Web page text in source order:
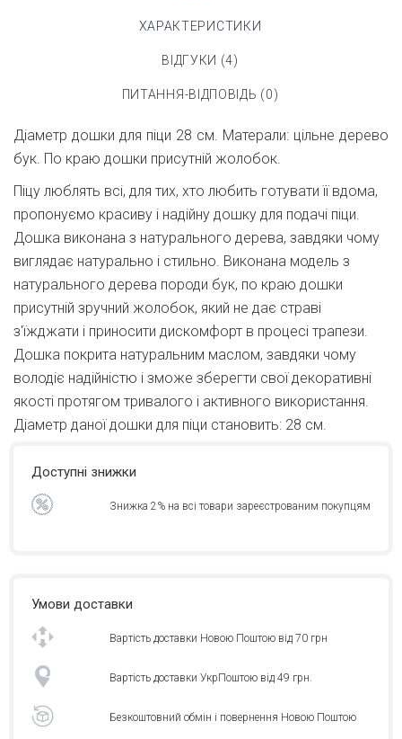
ХАРАКТЕРИСТИКИ
ВІДГУКИ (4)
ПИТАННЯ-ВІДПОВІДЬ (0)
Діаметр дошки для піци 28 см. Матерали: цільне дерево
бук. По краю дошки присутній жолобок.
Піцу люблять всі, для тих, хто любить готувати її вдома,
пропонуємо красиву і надійну дошку для подачі піци.
Дошка виконана з натурального дерева, завдяки чому
виглядає натурально і стильно. Виконана модель з
натурального дерева породи бук, по краю дошки
присутній зручний жолобок, який не дає страві
з'їжджати і приносити дискомфорт в процесі трапези.
Дошка покрита натуральним маслом, завдяки чому
володіє надійністю і зможе зберегти свої декоративні
якості протягом тривалого і активного використання.
Діаметр даної дошки для піци становить: 28 см.
Доступні знижки
Знижка 2% на всі товари зареєстрованим покупцям
Умови доставки
Вартість доставки Новою Поштою від 70 грн
Вартість доставки УкрПоштою від 49 грн.
Безкоштовний обмін і повернення Новою Поштою